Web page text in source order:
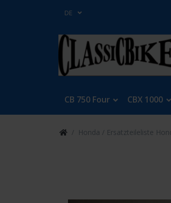
DE
CB 750 Four CBX 1000
Honda / Ersatzteileliste